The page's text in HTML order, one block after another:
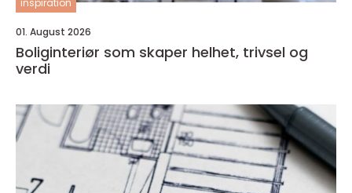
inspiration
01. August 2026
Boliginteriør som skaper helhet, trivsel og
verdi